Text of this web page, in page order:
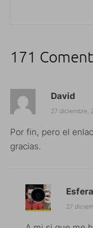
171
David
27 diciembre,
Por fin, pero el
gracias.
Esfera
27